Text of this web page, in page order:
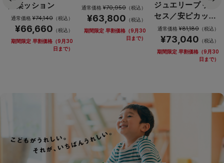
／楽ッション
通常価格 ¥74,140 （税込）
¥66,660 （税込）
期間限定 早割価格（9月30
日まで）
通常価格 ¥70,950 （税込）
¥63,800 （税込）
期間限定 早割価格（9月30
日まで）
ジュエリープリン
セス／安ピカッ／
楽ッション
通常価格 ¥81,180 （税込）
¥73,040 （税込）
期間限定 早割価格（9月30
日まで）